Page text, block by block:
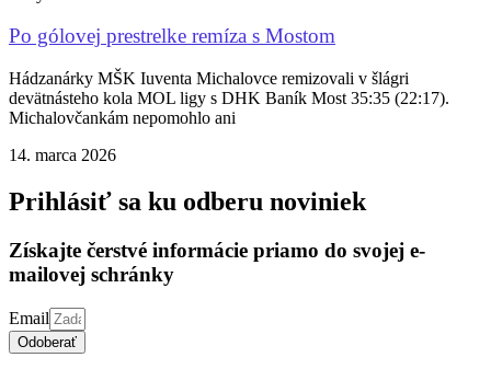
Po gólovej prestrelke remíza s Mostom
Hádzanárky MŠK Iuventa Michalovce remizovali v šlágri
devätnásteho kola MOL ligy s DHK Baník Most 35:35 (22:17).
Michalovčankám nepomohlo ani
14. marca 2026
Prihlásiť sa ku odberu noviniek
Získajte čerstvé informácie priamo do svojej e-
mailovej schránky
Email
Odoberať